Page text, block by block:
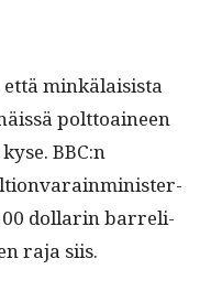
minkälai­sista
polt­toaineen
BBC:n
dol­lar­in bar­reli­
raja siis.